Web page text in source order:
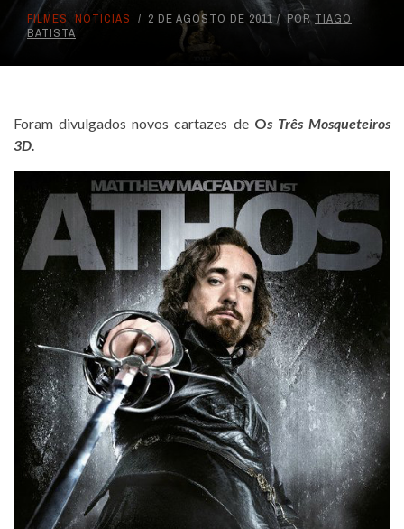
FILMES, NOTICIAS 2 DE AGOSTO DE 2011 POR TIAGO
BATISTA
Foram divulgados novos cartazes de Os Três Mosqueteiros
3D.